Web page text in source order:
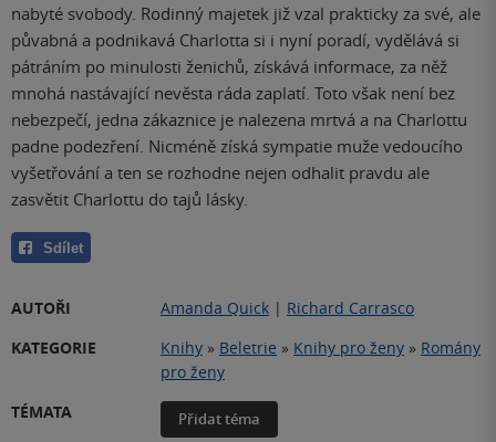
nabyté svobody. Rodinný majetek již vzal prakticky za své, ale
půvabná a podnikavá Charlotta si i nyní poradí, vydělává si
pátráním po minulosti ženichů, získává informace, za něž
mnohá nastávající nevěsta ráda zaplatí. Toto však není bez
nebezpečí, jedna zákaznice je nalezena mrtvá a na Charlottu
padne podezření. Nicméně získá sympatie muže vedoucího
vyšetřování a ten se rozhodne nejen odhalit pravdu ale
zasvětit Charlottu do tajů lásky.
Sdílet
AUTOŘI Amanda Quick | Richard Carrasco
KATEGORIE
Knihy » Beletrie » Knihy pro ženy » Romány
pro ženy
TÉMATA
Přidat téma